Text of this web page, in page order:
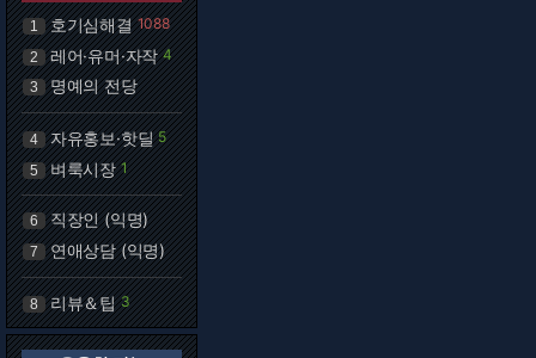
1 호기심해결 1088
2 레어·유머·자작 4
3 명예의 전당
4 자유홍보·핫딜 5
5 벼룩시장 1
6 직장인 (익명)
7 연애상담 (익명)
8 리뷰＆팁 3